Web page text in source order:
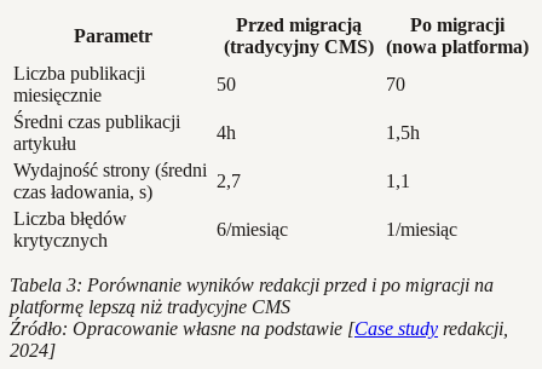
Parametr
Przed migracją
(tradycyjny CMS)
Po migracji
(nowa platforma)
Liczba publikacji
miesięcznie
50
70
Średni czas publikacji
artykułu
4h
1,5h
Wydajność strony (średni
czas ładowania, s)
2,7
1,1
Liczba błędów
krytycznych
6/miesiąc 1/miesiąc
Tabela 3: Porównanie wyników redakcji przed i po migracji na
platformę lepszą niż tradycyjne CMS
Źródło: Opracowanie własne na podstawie [Case study redakcji,
2024]